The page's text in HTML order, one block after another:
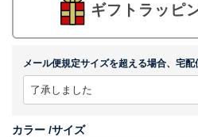
ギフトラッピ
メール便規定サイズを超える場合、宅配
カラー サイズ